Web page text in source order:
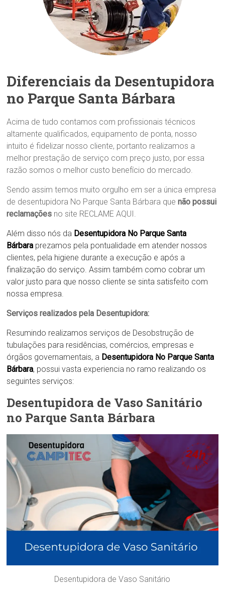
Diferenciais da Desentupidora
no Parque Santa Bárbara
Acima de tudo contamos com profissionais técnicos
altamente qualificados, equipamento de ponta, nosso
intuito é fidelizar nosso cliente, portanto realizamos a
melhor prestação de serviço com preço justo, por essa
razão somos o melhor custo benefício do mercado.
Sendo assim temos muito orgulho em ser a única empresa
de desentupidora No Parque Santa Bárbara quenão possui
reclamações no site RECLAME AQUI.
Além disso nós da Desentupidora No Parque Santa
Bárbara prezamos pela pontualidade em atender nossos
clientes, pela higiene durante a execução e após a
finalização do serviço. Assim também como cobrar um
valor justo para que nosso cliente se sinta satisfeito com
nossa empresa.
Serviços realizados pela Desentupidora:
Resumindo realizamos serviços de Desobstrução de
tubulações para residências, comércios, empresas e
órgãos governamentais, a Desentupidora No Parque Santa
Bárbara, possui vasta experiencia no ramo realizando os
seguintes serviços:
Desentupidora de Vaso Sanitário
no Parque Santa Bárbara
Desentupidora de Vaso Sanitário